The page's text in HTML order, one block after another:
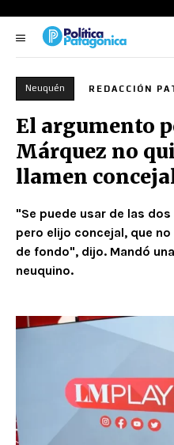
Neuquén REDACCIÓN
El argumento
Márquez no
llamen
"Se puede usar de las dos
pero elijo concejal, que
de fondo", dijo. Mandó
neuquino.